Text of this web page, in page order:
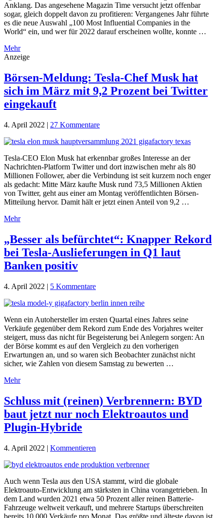
Anklang. Das angesehene Magazin Time versucht jetzt offenbar
sogar, gleich doppelt davon zu profitieren: Vergangenes Jahr führte
es die neue Auswahl „100 Most Influential Companies in the
World“ ein, und wer für 2022 darauf erscheinen wollte, konnte …
Mehr
Anzeige
Börsen-Meldung: Tesla-Chef Musk hat
sich im März mit 9,2 Prozent bei Twitter
eingekauft
4. April 2022 | 27 Kommentare
Tesla-CEO Elon Musk hat erkennbar großes Interesse an der
Nachrichten-Platform Twitter und dort inzwischen mehr als 80
Millionen Follower, aber die Verbindung ist seit kurzem noch enger
als gedacht: Mitte März kaufte Musk rund 73,5 Millionen Aktien
von Twitter, geht aus einer am Montag veröffentlichten Börsen-
Mitteilung hervor. Damit hält er jetzt einen Anteil von 9,2 …
Mehr
„Besser als befürchtet“: Knapper Rekord
bei Tesla-Auslieferungen in Q1 laut
Banken positiv
4. April 2022 | 5 Kommentare
Wenn ein Autohersteller im ersten Quartal eines Jahres seine
Verkäufe gegenüber dem Rekord zum Ende des Vorjahres weiter
steigert, muss das nicht für Begeisterung bei Anlegern sorgen: An
der Börse kommt es auf den Vergleich zu den vorherigen
Erwartungen an, und so waren sich Beobachter zunächst nicht
sicher, wie Zahlen von diesem Samstag zu bewerten …
Mehr
Schluss mit (reinen) Verbrennern: BYD
baut jetzt nur noch Elektroautos und
Plugin-Hybride
4. April 2022 | Kommentieren
Auch wenn Tesla aus den USA stammt, wird die globale
Elektroauto-Entwicklung am stärksten in China vorangetrieben. In
dem Land wurden 2021 etwa 50 Prozent aller reinen Batterie-
Fahrzeuge weltweit verkauft, und mehrere Startups überschreiten
bereits 10.000 Verkäufe pro Monat. Das größte und älteste davon ist